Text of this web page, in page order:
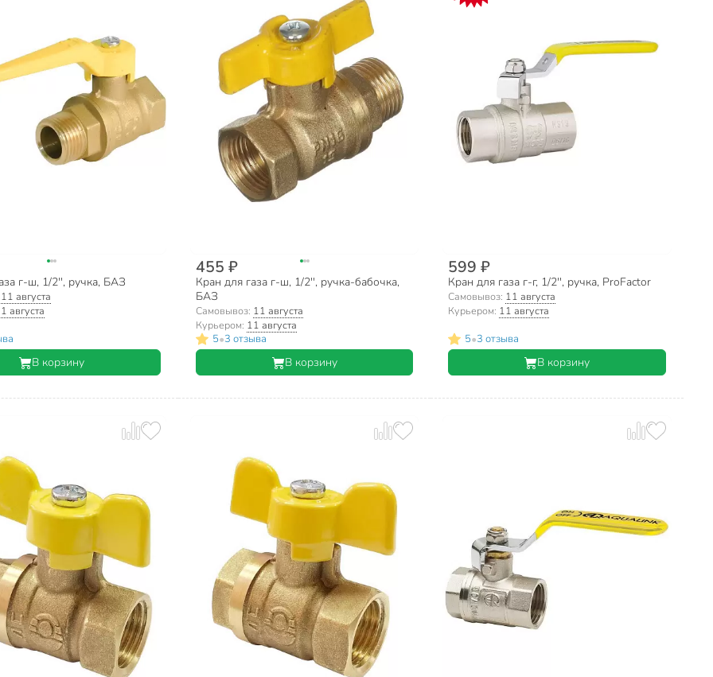
г-ш, 1/2'', ручка, БАЗ
11 августа
августа
В корзину
455 ₽
Кран для газа г-ш, 1/2'', ручка-бабочка,
БАЗ
Самовывоз: 11 августа
Курьером: 11 августа
5•3 отзыва
В корзину
599 ₽
Кран для газа г-г, 1/2'', ручка, ProFactor
Самовывоз: 11 августа
Курьером: 11 августа
5•3 отзыва
В корзину